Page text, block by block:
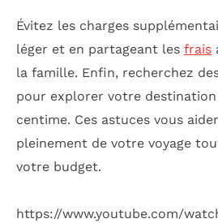
Évitez les charges
léger et en partageant les frais
la famille. Enfin, recherchez
pour explorer votre destination
centime. Ces astuces vous
pleinement de votre voyage
votre budget.
https://www.youtube.com/